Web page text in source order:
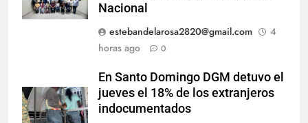
Nacional
estebandelarosa2820@gmail.com
4
horas ago
0
En Santo Domingo DGM detuvo el
jueves el 18% de los extranjeros
indocumentados